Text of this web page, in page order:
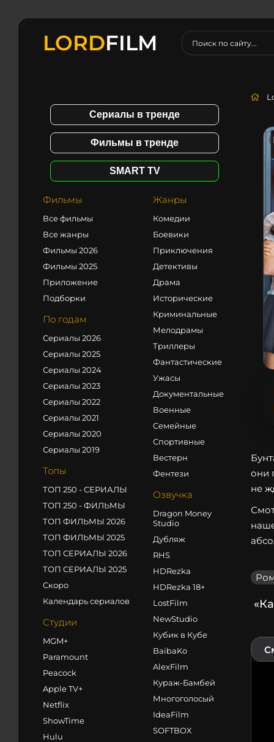
LORDFILM
Сериалы в тренде
Фильмы в тренде
SMART TV
Фильмы
Все фильмы
Все жанры
Фильмы 2026
Фильмы 2025
Приложение
Подборки
По годам
Сериалы 2026
Сериалы 2025
Сериалы 2024
Сериалы 2023
Сериалы 2022
Сериалы 2021
Сериалы 2020
Сериалы 2019
Топы
ТОП 250 - СЕРИАЛЫ
ТОП 250 - ФИЛЬМЫ
ТОП ФИЛЬМЫ 2026
ТОП ФИЛЬМЫ 2025
ТОП СЕРИАЛЫ 2026
ТОП СЕРИАЛЫ 2025
Скоро
Календарь сериалов
Студии
MGM+
Paramount
Peacock
Apple TV+
Netflix
ShowTime
Hulu
Жанры
Комедии
Боевики
Приключения
Детективы
Драма
Исторические
Криминальные
Мелодрамы
Триллеры
Фантастические
Ужасы
Документальные
Военные
Семейные
Спортивные
Вестерн
Фентези
Озвучка
Dragon Money
Studio
Дубляж
RHS
HDRezka
HDRezka 18+
LostFilm
NewStudio
Кубик в Кубе
BaibaKo
AlexFilm
Кураж-Бамбей
Многоголосый
IdeaFilm
SOFTBOX
они
не